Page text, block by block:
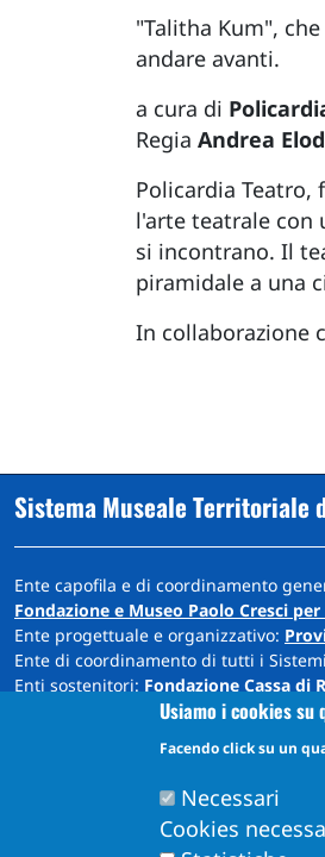
"Talitha Kum",
andare avanti.
a cura di
Regia Andrea
Policardia Teatro,
l'arte teatrale con
si incontrano. Il
piramidale a una
In collaborazione
Sistema Museale Territoriale
Ente capofila e di coordinamento
Fondazione e Museo Paolo Cresci
Ente progettuale e organizzativo:
Ente di coordinamento di tutti i
Enti sostenitori: Fondazione Cassa di
Sede: Cortile Carrara - Palazzo Ducale -
info@museiprovincialucca.it
Usiamo i cookies
Facendo click su un
Necessari
Cookies